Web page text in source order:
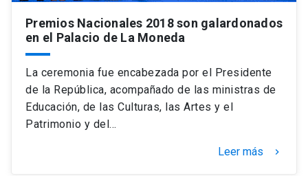
Premios Nacionales 2018 son galardonados
en el Palacio de La Moneda
La ceremonia fue encabezada por el Presidente
de la República, acompañado de las ministras de
Educación, de las Culturas, las Artes y el
Patrimonio y del…
Leer más keyboard_arrow_right